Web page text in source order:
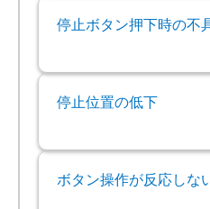
停止ボタン押下時の不
停止位置の低下
ボタン操作が反応しな